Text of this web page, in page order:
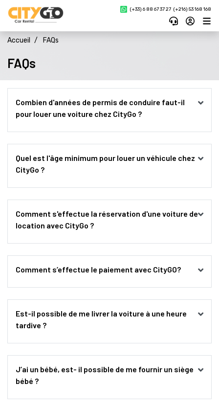
(+33) 6 88 67 37 27 (+216) 53 168 168
Accueil FAQs
FAQs
Combien d'années de permis de conduire faut-il
pour louer une voiture chez CityGo ?
Quel est l'âge minimum pour louer un véhicule chez
CityGo ?
Comment s'effectue la réservation d'une voiture de
location avec CityGo ?
Comment s’effectue le paiement avec CityGO?
Est-il possible de me livrer la voiture à une heure
tardive ?
J’ai un bébé, est- il possible de me fournir un siège
bébé ?